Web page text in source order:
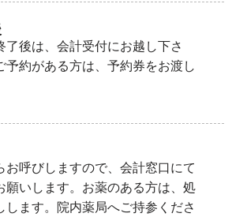
了後は、会計受付にお越し下さ
予約がある方は、予約券をお渡し
お呼びしますので、会計窓口にて
願いします。お薬のある方は、処
します。院内薬局へご持参くださ